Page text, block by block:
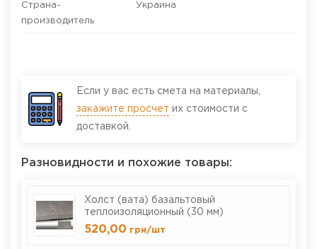
Страна-
производитель
Украина
Если у вас есть смета на материалы,
закажите просчет их стоимости с
доставкой.
Разновидности и похожие товары:
Холст (вата) базальтовый
теплоизоляционный (30 мм)
520,00 грн/шт